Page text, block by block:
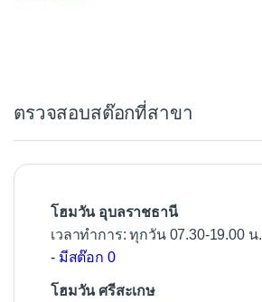
o
o
ตรวจสอบสต๊อกที่สาขา
โฮมวัน อุบลราชธานี
เวลาทำการ: ทุกวัน 07.30-19.00 น.
- มีสต๊อก 0
โฮมวัน ศรีสะเกษ